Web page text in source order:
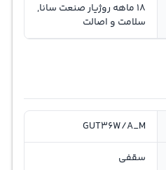
18 ماهه روژیار صنعت سانا,
سلامت و اصالت
GUT36W/A_M
سقفی